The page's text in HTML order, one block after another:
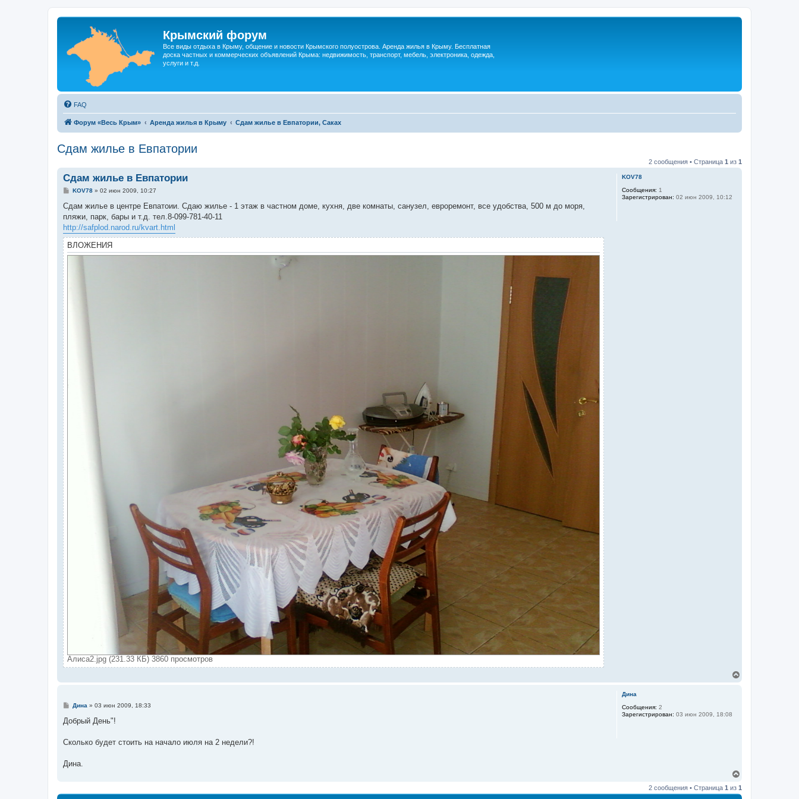
Крымский форум
Все виды отдыха в Крыму, общение и новости Крымского полуострова. Аренда жилья в Крыму. Бесплатная
доска частных и коммерческих объявлений Крыма: недвижимость, транспорт, мебель, электроника, одежда,
услуги и т.д.
FAQ
Форум «Весь Крым» Аренда жилья в Крыму Сдам жилье в Евпатории, Саках
Сдам жилье в Евпатории
2 сообщения • Страница 1 из 1
KOV78
Сообщения: 1
Зарегистрирован: 02 июн 2009, 10:12
Сдам жилье в Евпатории
С
о
б
щ
е
н
и
е
KOV78» 02 июн 2009, 10:27
Сдам жилье в центре Евпатоии. Сдаю жилье - 1 этаж в частном доме, кухня, две комнаты, санузел, евроремонт, все удобства, 500 м до моря,
пляжи, парк, бары и т.д. тел.8-099-781-40-11
http://safplod.narod.ru/kvart.html
ВЛОЖЕНИЯ
Алиса2.jpg (231.33 КБ) 3860 просмотров
л
Дина
Сообщения: 2
Зарегистрирован: 03 июн 2009, 18:08
С
о
е
е
Дина » 03 июн 2009, 18:33
Добрый День"!
Сколько будет стоить на начало июля на 2 недели?!
Дина.
р
2 сообщения • Страница 1 из 1